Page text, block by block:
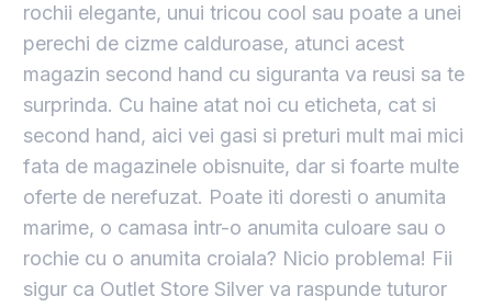
rochii elegante, unui tricou cool sau poate a unei
perechi de cizme calduroase, atunci acest
magazin second hand cu siguranta va reusi sa te
surprinda. Cu haine atat noi cu eticheta, cat si
second hand, aici vei gasi si preturi mult mai mici
fata de magazinele obisnuite, dar si foarte multe
oferte de nerefuzat. Poate iti doresti o anumita
marime, o camasa intr-o anumita culoare sau o
rochie cu o anumita croiala? Nicio problema! Fii
sigur ca Outlet Store Silver va raspunde tuturor